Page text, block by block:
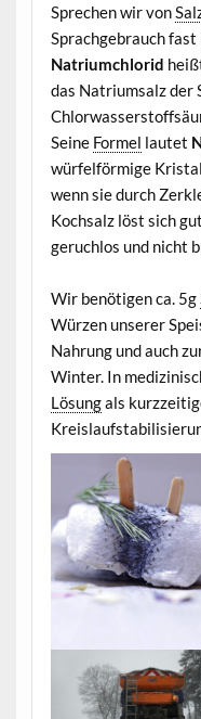
Sprechen wir von
Sprachgebrauch fast
Natriumchlorid
das Natriumsalz der
Seine Formel lautet
würfelförmige
wenn sie durch
Kochsalz löst sich
geruchlos und nicht
Wir benötigen ca. 5g
Würzen unserer
Nahrung und auch
Winter. In
Lösungals